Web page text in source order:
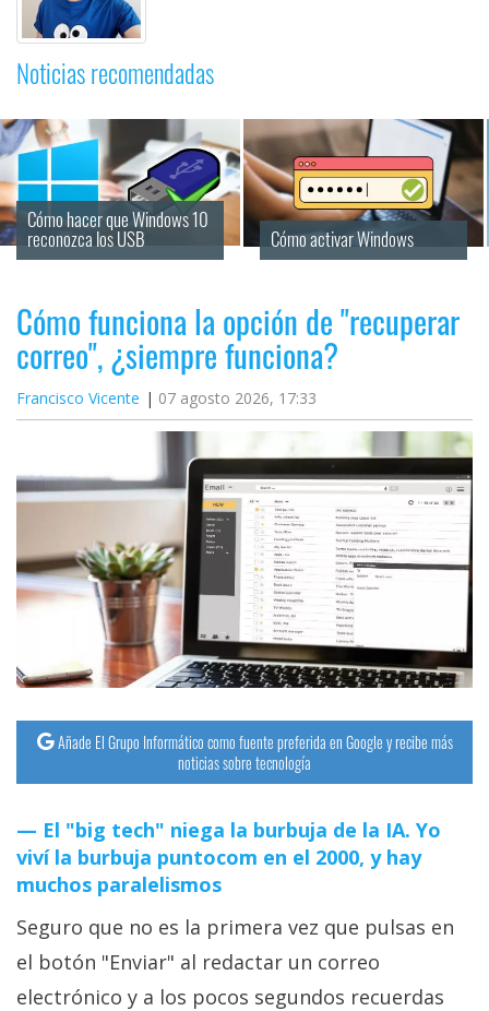
Noticias recomendadas
Cómo hacer que Windows 10
reconozca los USB Cómo activar Windows
Cómo funciona la opción de "recuperar
correo", ¿siempre funciona?
Francisco Vicente 07 agosto 2026, 17:33
Añade El Grupo Informático como fuente preferida en Google y recibe más
noticias sobre tecnología
El "big tech" niega la burbuja de la IA. Yo
viví la burbuja puntocom en el 2000, y hay
muchos paralelismos
Seguro que no es la primera vez que pulsas en
el botón "Enviar" al redactar un correo
electrónico y a los pocos segundos recuerdas